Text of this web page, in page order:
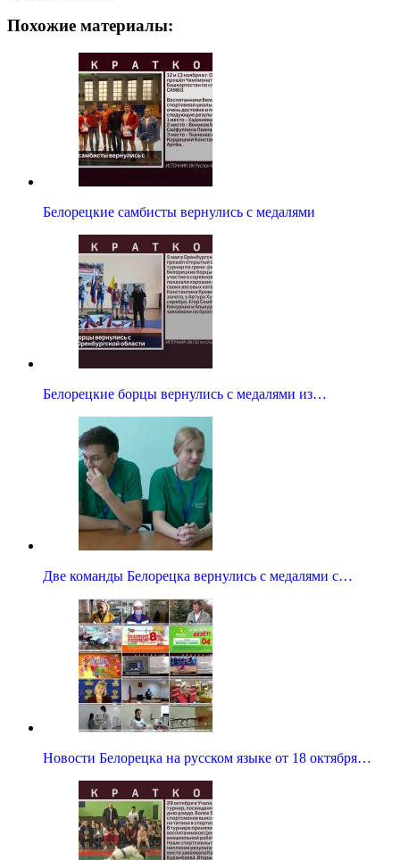
Похожие материалы:
Белорецкие самбисты вернулись с медалями
Белорецкие борцы вернулись с медалями из…
Две команды Белорецка вернулись с медалями с…
Новости Белорецка на русском языке от 18 октября…